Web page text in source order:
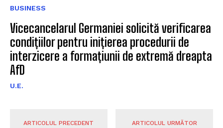
BUSINESS
Vicecancelarul Germaniei solicită verificarea
condițiilor pentru inițierea procedurii de
interzicere a formațiunii de extremă dreapta
AfD
U.E.
ARTICOLUL PRECEDENT ARTICOLUL URMĂTOR